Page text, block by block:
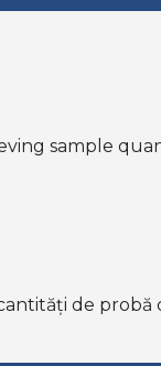
sample
de